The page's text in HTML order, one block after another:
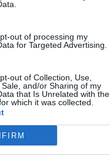
out of processing my
for Targeted Advertising.
out of Collection, Use,
and/or Sharing of my
that Is Unrelated with the
which it was collected.